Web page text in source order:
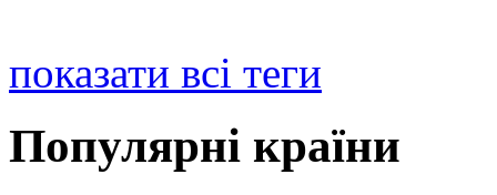
показати всі теги
Популярні країни